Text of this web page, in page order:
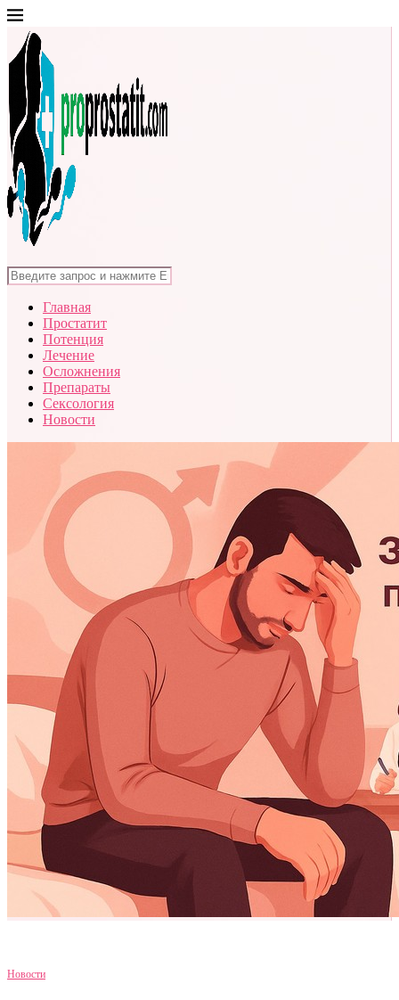
Главная
Простатит
Потенция
Лечение
Осложнения
Препараты
Сексология
Новости
Новости